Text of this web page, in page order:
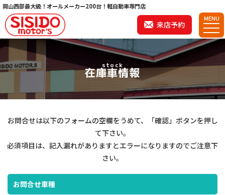
岡山西部最大級！オールメーカー200台！軽自動車専門店
来店予約
MENU
stock
在庫車情報
お問合せは以下のフォームの空欄をうめて、「確認」ボタンを押し
て下さい。
必須項目は、記入漏れがありますとエラーになりますのでご注意下
さい。
お問合せ車種